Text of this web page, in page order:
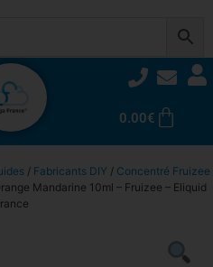
0.00€
/ Fabricants DIY / Concentré Fruizee
Mandarine 10ml – Fruizee – Eliquid